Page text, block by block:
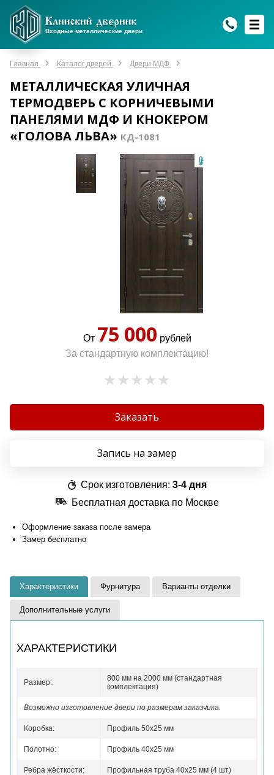
Входные металлические двери
Главная Каталог дверей Двери МДФ
МЕТАЛЛИЧЕСКАЯ УЛИЧНАЯ
ТЕРМОДВЕРЬ С КОРНИЧЕВЫМИ
ПАНЕЛЯМИ МДФ И КНОКЕРОМ
«ГОЛОВА ЛЬВА» КД-1081
От 75 000 рублей
За стандартную комплектацию!
Заказать
Запись на замер
Срок изготовления: 3-4 дня
Бесплатная доставка по Москве
Оформление заказа после замера
Замер бесплатно
Характеристики Фурнитура Варианты отделки
Дополнительные услуги
ХАРАКТЕРИСТИКИ
Размер:
800 мм на 2000 мм (стандартная
комплектация)
Возможно изготовление двери по размерам заказчика.
Коробка: Профиль 50x25 мм
Полотно: Профиль 40x25 мм
Ребра жёсткости: Профильная труба 40х25 мм (4 шт)
Max
Мы онлайн!
WhatsApp
Мы онлайн!
Telegram
Мы онлайн!
Max
Мы онлайн!
WhatsApp
Мы онлайн!